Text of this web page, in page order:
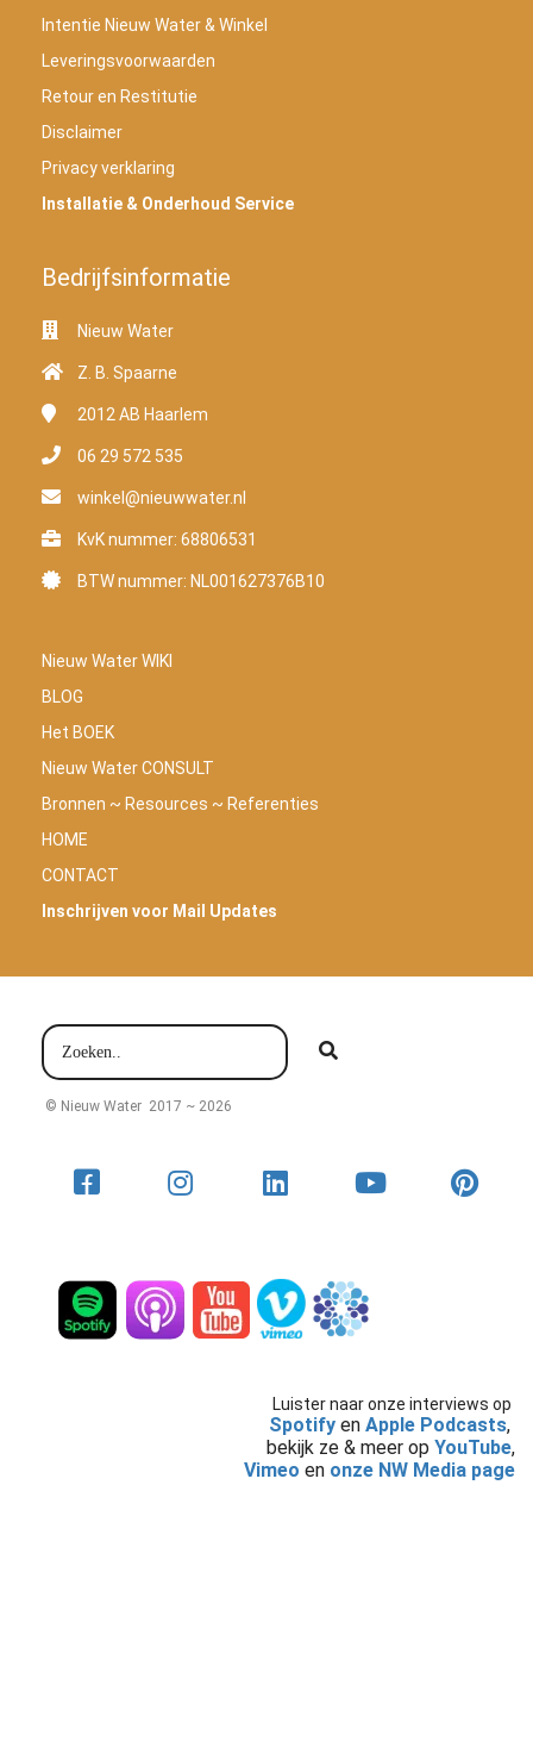
Intentie Nieuw Water & Winkel
Leveringsvoorwaarden
Retour en Restitutie
Disclaimer
Privacy verklaring
Installatie & Onderhoud Service
Bedrijfsinformatie
Nieuw Water
Z. B. Spaarne
2012 AB Haarlem
06 29 572 535
winkel@nieuwwater.nl
KvK nummer: 68806531
BTW nummer: NL001627376B10
Nieuw Water WIKI
BLOG
Het BOEK
Nieuw Water CONSULT
Bronnen ~ Resources ~ Referenties
HOME
CONTACT
Inschrijven voor Mail Updates
© Nieuw Water 2017 ~ 2026
Luister naar onze interviews op
Spotify en Apple Podcasts,
bekijk ze & meer op YouTube,
Vimeo en onze NW Media page